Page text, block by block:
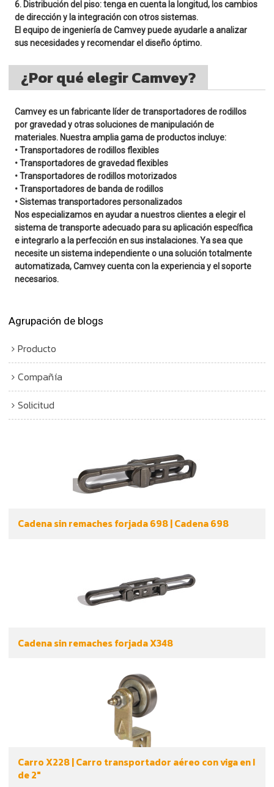
6. Distribución del piso: tenga en cuenta la longitud, los cambios
de dirección y la integración con otros sistemas.
El equipo de ingeniería de Camvey puede ayudarle a analizar
sus necesidades y recomendar el diseño óptimo.
¿Por qué elegir Camvey?
Camvey es un fabricante líder de transportadores de rodillos
por gravedad y otras soluciones de manipulación de
materiales. Nuestra amplia gama de productos incluye:
• Transportadores de rodillos flexibles
• Transportadores de gravedad flexibles
• Transportadores de rodillos motorizados
• Transportadores de banda de rodillos
• Sistemas transportadores personalizados
Nos especializamos en ayudar a nuestros clientes a elegir el
sistema de transporte adecuado para su aplicación específica
e integrarlo a la perfección en sus instalaciones. Ya sea que
necesite un sistema independiente o una solución totalmente
automatizada, Camvey cuenta con la experiencia y el soporte
necesarios.
Agrupación de blogs
Producto
Compañía
Solicitud
Cadena sin remaches forjada 698 | Cadena 698
Cadena sin remaches forjada X348
Carro X228 | Carro transportador aéreo con viga en I
de 2"